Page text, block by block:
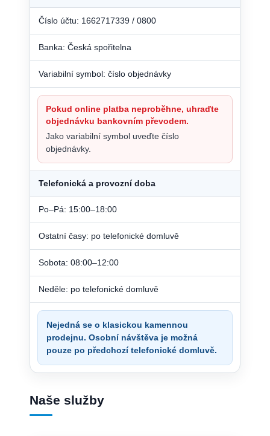
Číslo účtu: 1662717339 / 0800
Banka: Česká spořitelna
Variabilní symbol: číslo objednávky
Pokud online platba neproběhne, uhraďte
objednávku bankovním převodem.
Jako variabilní symbol uveďte číslo
objednávky.
Telefonická a provozní doba
Po–Pá: 15:00–18:00
Ostatní časy: po telefonické domluvě
Sobota: 08:00–12:00
Neděle: po telefonické domluvě
Nejedná se o klasickou kamennou
prodejnu. Osobní návštěva je možná
pouze po předchozí telefonické domluvě.
Naše služby